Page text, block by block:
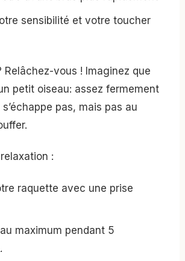
sensibilité et votre toucher
Relâchez-vous ! Imaginez que
petit oiseau: assez fermement
s’échappe pas, mais pas au
:
raquette avec une prise
maximum pendant 5